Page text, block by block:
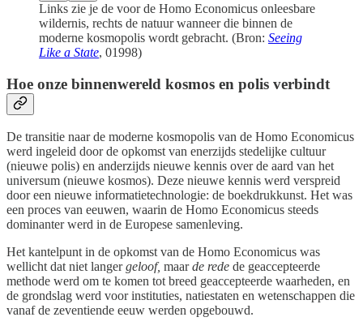
Links zie je de voor de Homo Economicus onleesbare
wildernis, rechts de natuur wanneer die binnen de
moderne kosmopolis wordt gebracht. (Bron: Seeing
Like a State, 01998)
Hoe onze binnenwereld kosmos en polis verbindt
De transitie naar de moderne kosmopolis van de Homo Economicus
werd ingeleid door de opkomst van enerzijds stedelijke cultuur
(nieuwe polis) en anderzijds nieuwe kennis over de aard van het
universum (nieuwe kosmos). Deze nieuwe kennis werd verspreid
door een nieuwe informatietechnologie: de boekdrukkunst. Het was
een proces van eeuwen, waarin de Homo Economicus steeds
dominanter werd in de Europese samenleving.
Het kantelpunt in de opkomst van de Homo Economicus was
wellicht dat niet langergeloof, maarde rede de geaccepteerde
methode werd om te komen tot breed geaccepteerde waarheden, en
de grondslag werd voor instituties, natiestaten en wetenschappen die
vanaf de zeventiende eeuw werden opgebouwd.